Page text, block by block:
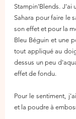
Stampin'Blends. J'ai
Sahara pour faire le
son effet et pour la
Bleu Béguin et une
tout appliqué au
dessus un peu
effet de fondu.
Pour le sentiment,
et la poudre à